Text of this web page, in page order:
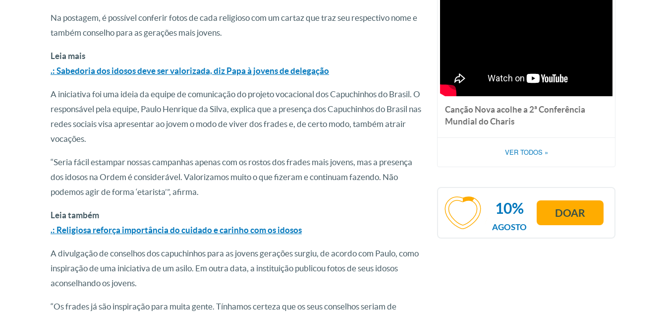
Na postagem, é possível conferir fotos de cada religioso com um cartaz que traz seu respectivo nome e
também conselho para as gerações mais jovens.
Leia mais
.: Sabedoria dos idosos deve ser valorizada, diz Papa à jovens de delegação
A iniciativa foi uma ideia da equipe de comunicação do projeto vocacional dos Capuchinhos do Brasil. O
responsável pela equipe, Paulo Henrique da Silva, explica que a presença dos Capuchinhos do Brasil nas
redes sociais visa apresentar ao jovem o modo de viver dos frades e, de certo modo, também atrair
vocações.
“Seria fácil estampar nossas campanhas apenas com os rostos dos frades mais jovens, mas a presença
dos idosos na Ordem é considerável. Valorizamos muito o que fizeram e continuam fazendo. Não
podemos agir de forma ‘etarista’”, afirma.
Leia também
.: Religiosa reforça importância do cuidado e carinho com os idosos
A divulgação de conselhos dos capuchinhos para as jovens gerações surgiu, de acordo com Paulo, como
inspiração de uma iniciativa de um asilo. Em outra data, a instituição publicou fotos de seus idosos
aconselhando os jovens.
“Os frades já são inspiração para muita gente. Tínhamos certeza que os seus conselhos seriam de
Canção Nova acolhe a 2ª Conferência
Mundial do Charis
VER TODOS »
AGOSTO
10% DOAR